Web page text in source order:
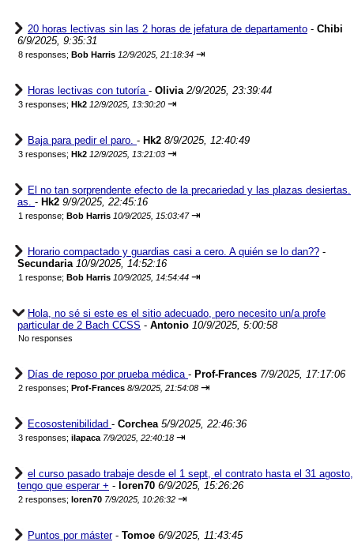
20 horas lectivas sin las 2 horas de jefatura de departamento - Chibi
6/9/2025, 9:35:31
8 responses; Bob Harris 12/9/2025, 21:18:34 ⇥
Horas lectivas con tutoría - Olivia 2/9/2025, 23:39:44
3 responses; Hk2 12/9/2025, 13:30:20 ⇥
Baja para pedir el paro. - Hk2 8/9/2025, 12:40:49
3 responses; Hk2 12/9/2025, 13:21:03 ⇥
El no tan sorprendente efecto de la precariedad y las plazas desiertas.
as. - Hk2 9/9/2025, 22:45:16
1 response; Bob Harris 10/9/2025, 15:03:47 ⇥
Horario compactado y guardias casi a cero. A quién se lo dan?? -
Secundaria 10/9/2025, 14:52:16
1 response; Bob Harris 10/9/2025, 14:54:44 ⇥
Hola, no sé si este es el sitio adecuado, pero necesito un/a profe
particular de 2 Bach CCSS - Antonio 10/9/2025, 5:00:58
No responses
Días de reposo por prueba médica - Prof-Frances 7/9/2025, 17:17:06
2 responses; Prof-Frances 8/9/2025, 21:54:08 ⇥
Ecosostenibilidad - Corchea 5/9/2025, 22:46:36
3 responses; ilapaca 7/9/2025, 22:40:18 ⇥
el curso pasado trabaje desde el 1 sept, el contrato hasta el 31 agosto,
tengo que esperar + - loren70 6/9/2025, 15:26:26
2 responses; loren70 7/9/2025, 10:26:32 ⇥
Puntos por máster- Tomoe 6/9/2025, 11:43:45